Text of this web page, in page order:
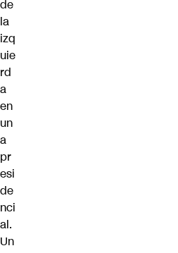
de
la
izq
uie
rd
a
en
un
a
pr
esi
de
nci
al.
Un